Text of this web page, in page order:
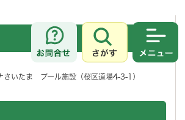
お問合せ
さがす
さいたま プール施設（桜区道場4-3-1）